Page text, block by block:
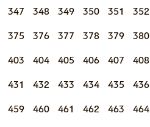
347 348 349 350 351 352
375 376 377 378 379 380
403 404 405 406 407 408
431 432 433 434 435 436
459 460 461 462 463 464